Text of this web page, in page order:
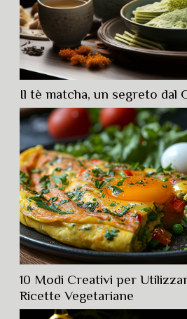
Il tè matcha, un segreto dal
10 Modi Creativi per
Ricette Vegetariane